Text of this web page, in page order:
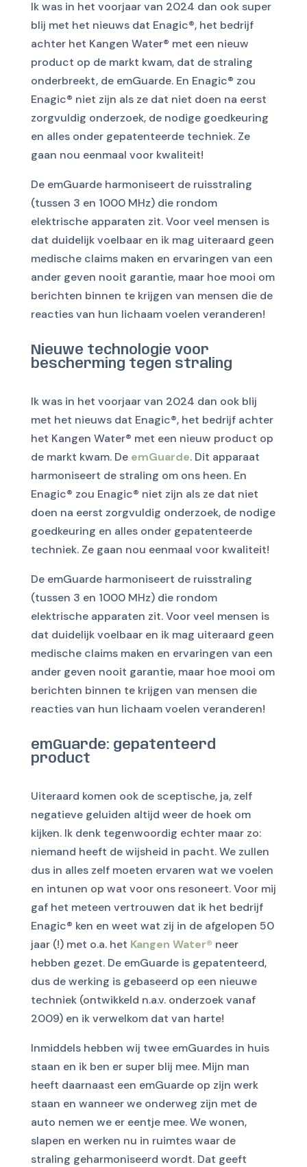
Ik was in het voorjaar van 2024 dan ooksuper
blij met het nieuws dat Enagic®, het bedrijf
achter het Kangen Water® met een nieuw
product op de markt kwam, dat de straling
onderbreekt, de emGuarde. En Enagic® zou
Enagic® niet zijn als ze dat niet doen na eerst
zorgvuldig onderzoek, de nodige goedkeuring
en alles onder gepatenteerde techniek. Ze
gaan nou eenmaal voor kwaliteit!
De emGuarde harmoniseert de ruisstraling
(tussen 3 en 1000 MHz) die rondom
elektrische apparaten zit. Voor veel mensen is
dat duidelijk voelbaar en ik mag uiteraard geen
medische claims maken en ervaringen van een
ander geven nooit garantie, maar hoe mooi om
berichten binnen te krijgen van mensen die de
reacties van hun lichaam voelen veranderen!
Nieuwe technologie voor
bescherming tegen straling
Ik was in het voorjaar van 2024 dan ook blij
met het nieuws dat Enagic®, het bedrijf achter
het Kangen Water® met een nieuw product op
de markt kwam. De emGuarde. Dit apparaat
harmoniseert de straling om ons heen. En
Enagic® zou Enagic® niet zijn als ze dat niet
doen na eerst zorgvuldig onderzoek, de nodige
goedkeuring en alles onder gepatenteerde
techniek. Ze gaan nou eenmaal voor kwaliteit!
De emGuarde harmoniseert de ruisstraling
(tussen 3 en 1000 MHz) die rondom
elektrische apparaten zit. Voor veel mensen is
dat duidelijk voelbaar en ik mag uiteraard geen
medische claims maken en ervaringen van een
ander geven nooit garantie, maar hoe mooi om
berichten binnen te krijgen van mensen die
reacties van hun lichaam voelen veranderen!
emGuarde: gepatenteerd
product
Uiteraard komen ook de sceptische, ja, zelf
negatieve geluiden altijd weer de hoek om
kijken. Ik denk tegenwoordig echter maar zo:
niemand heeft de wijsheid in pacht. We zullen
dus in alles zelf moeten ervaren wat we voelen
en intunen op wat voor ons resoneert. Voor mij
gaf het meteen vertrouwen dat ik het bedrijf
Enagic® ken en weet wat zij in de afgelopen 50
jaar (!) met o.a. het Kangen Water® neer
hebben gezet. De emGuarde is gepatenteerd,
dus de werking is gebaseerd op een nieuwe
techniek (ontwikkeld n.a.v. onderzoek vanaf
2009) en ik verwelkom dat van harte!
Inmiddels hebben wij twee emGuardes in huis
staan en ik ben er super blij mee. Mijn man
heeft daarnaast een emGuarde op zijn werk
staan en wanneer we onderweg zijn met de
auto nemen we er eentje mee. We wonen,
slapen en werken nu in ruimtes waar de
straling geharmoniseerd wordt. Dat geeft